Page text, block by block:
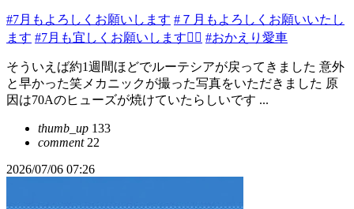
#7月もよろしくお願いします #７月もよろしくお願いいたし
ます #7月も宜しくお願いします🙇‍♂️ #おかえり愛車
そういえば約1週間ほどでルーテシアが戻ってきました 意外
と早かった笑メカニックが撮った写真をいただきました 原
因は70Aのヒューズが焼けていたらしいです ...
thumb_up 133
comment22
2026/07/06 07:26